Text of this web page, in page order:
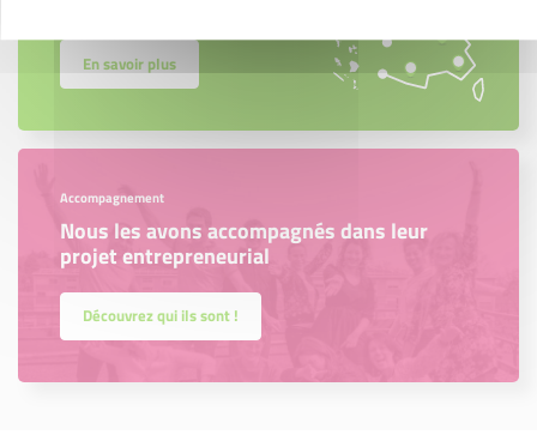
En savoir plus
Accompagnement
Nous les avons accompagnés dans leur
projet entrepreneurial
Découvrez qui ils sont !